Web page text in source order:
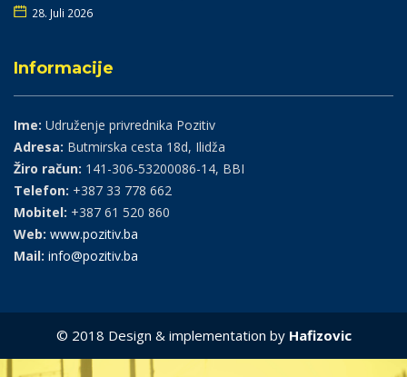
28. Juli 2026
Informacije
Ime: Udruženje privrednika Pozitiv
Adresa: Butmirska cesta 18d, Ilidža
Žiro račun: 141-306-53200086-14, BBI
Telefon: +387 33 778 662
Mobitel: +387 61 520 860
Web: www.pozitiv.ba
Mail: info@pozitiv.ba
© 2018 Design & implementation by Hafizovic